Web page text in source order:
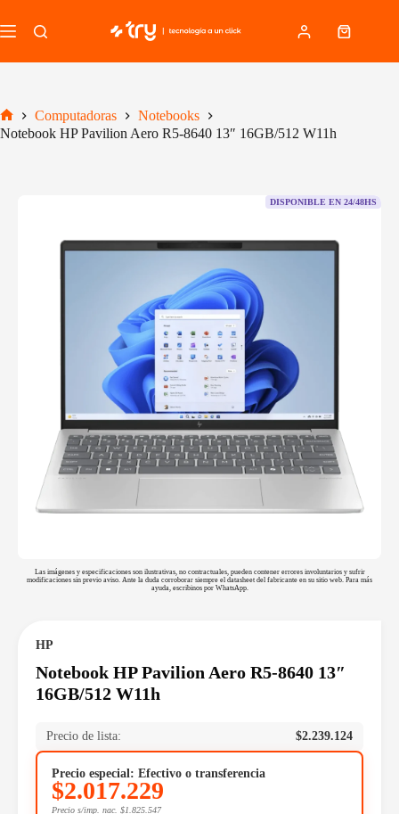
al
contenido
Carro
Inicio
Computadoras
Notebooks
Notebook HP Pavilion Aero R5-8640 13″ 16GB/512 W11h
DISPONIBLE EN 24/48HS
Las imágenes y especificaciones son ilustrativas, no contractuales, pueden contener errores involuntarios y sufrir
modificaciones sin previo aviso. Ante la duda corroborar siempre el datasheet del fabricante en su sitio web. Para más
ayuda, escribinos por WhatsApp.
HP
Notebook HP Pavilion Aero R5-8640 13″
16GB/512 W11h
Precio de lista: $2.239.124
Precio especial: Efectivo o transferencia
$2.017.229
Precio s/imp. nac. $1.825.547